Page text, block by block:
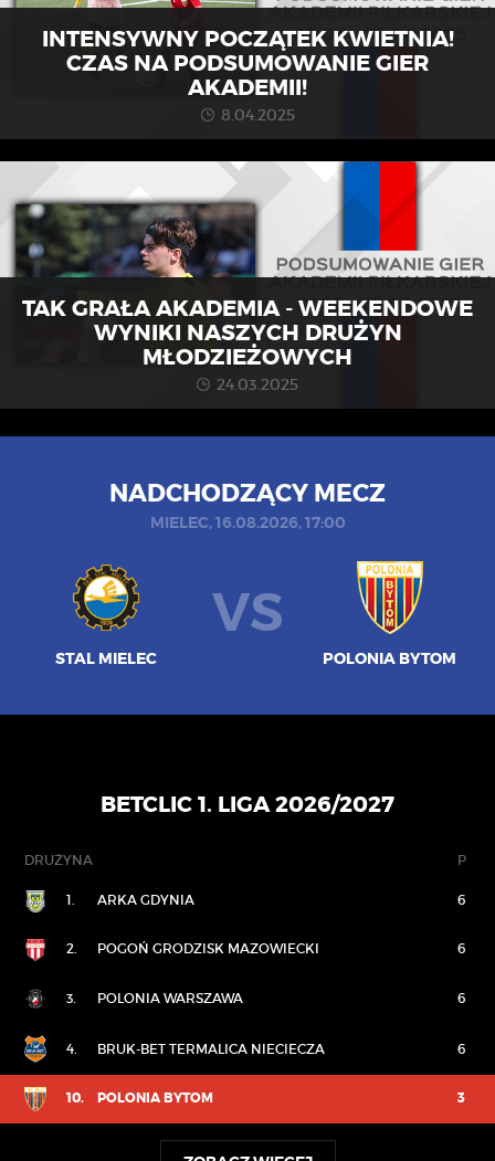
INTENSYWNY POCZĄTEK KWIETNIA!
CZAS NA PODSUMOWANIE GIER
AKADEMII!
8.04.2025
TAK GRAŁA AKADEMIA - WEEKENDOWE
WYNIKI NASZYCH DRUŻYN
MŁODZIEŻOWYCH
24.03.2025
NADCHODZĄCY MECZ
MIELEC, 16.08.2026, 17:00
STAL MIELEC
VS
POLONIA BYTOM
BETCLIC 1. LIGA 2026/2027
DRUŻYNA P
1. ARKA GDYNIA 6
2. POGOŃ GRODZISK MAZOWIECKI 6
3. POLONIA WARSZAWA 6
4. BRUK-BET TERMALICA NIECIECZA 6
10. POLONIA BYTOM 3